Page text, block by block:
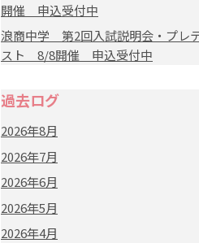
開催 申込受付中
浪商中学 第2回入試説明会・プレ
スト 8/8開催 申込受付中
過去ログ
2026年8月
2026年7月
2026年6月
2026年5月
2026年4月